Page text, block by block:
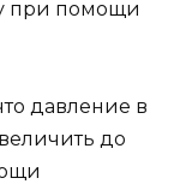
при помощи
давление в
до